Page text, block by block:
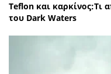
Teflon και
του Dark Waters